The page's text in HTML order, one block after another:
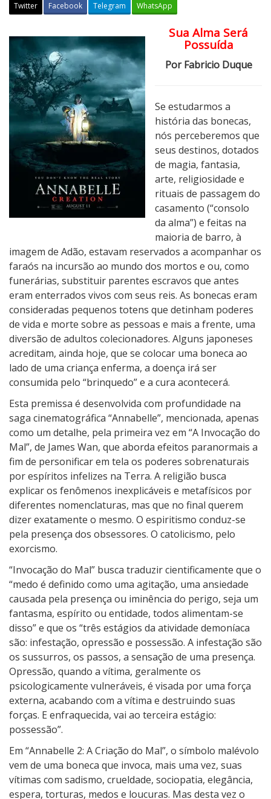
Twitter Facebook Telegram WhatsApp
C
í
t
i
c
:
e
l
e
2
–
A
C
r
i
a
ç
o
d
o
M
a
l
Sua Alma Será
Possuída
Por Fabricio Duque
Se estudarmos a
história das bonecas,
nós perceberemos que
seus destinos, dotados
de magia, fantasia,
arte, religiosidade e
rituais de passagem do
casamento (“consolo
da alma”) e feitas na
maioria de barro, à
imagem de Adão, estavam reservados a acompanhar os
faraós na incursão ao mundo dos mortos e ou, como
funerárias, substituir parentes escravos que antes
eram enterrados vivos com seus reis. As bonecas eram
consideradas pequenos totens que detinham poderes
de vida e morte sobre as pessoas e mais a frente, uma
diversão de adultos colecionadores. Alguns japoneses
acreditam, ainda hoje, que se colocar uma boneca ao
lado de uma criança enferma, a doença irá ser
consumida pelo “brinquedo” e a cura acontecerá.
Esta premissa é desenvolvida com profundidade na
saga cinematográfica “Annabelle”, mencionada, apenas
como um detalhe, pela primeira vez em “A Invocação do
Mal”, de James Wan, que aborda efeitos paranormais a
fim de personificar em tela os poderes sobrenaturais
por espíritos infelizes na Terra. A religião busca
explicar os fenômenos inexplicáveis e metafísicos por
diferentes nomenclaturas, mas que no final querem
dizer exatamente o mesmo. O espiritismo conduz-se
pela presença dos obsessores. O catolicismo, pelo
exorcismo.
“Invocação do Mal” busca traduzir cientificamente que o
“medo é definido como uma agitação, uma ansiedade
causada pela presença ou iminência do perigo, seja um
fantasma, espírito ou entidade, todos alimentam-se
disso” e que os “três estágios da atividade demoníaca
são: infestação, opressão e possessão. A infestação são
os sussurros, os passos, a sensação de uma presença.
Opressão, quando a vítima, geralmente os
psicologicamente vulneráveis, é visada por uma força
externa, acabando com a vítima e destruindo suas
forças. E enfraquecida, vai ao terceira estágio:
possessão”.
Em “Annabelle 2: A Criação do Mal”, o símbolo malévolo
vem de uma boneca que invoca, mais uma vez, suas
vítimas com sadismo, crueldade, sociopatia, elegância,
espera, torturas, medos e loucuras. Mas desta vez o